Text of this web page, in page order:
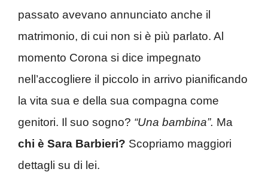
passato avevano annunciato anche il
matrimonio, di cui non si è più parlato. Al
momento Corona si dice impegnato
nell’accogliere il piccolo in arrivo pianificando
la vita sua e della sua compagna come
genitori. Il suo sogno? “Una bambina”. Ma
chi è Sara Barbieri? Scopriamo maggiori
dettagli su di lei.